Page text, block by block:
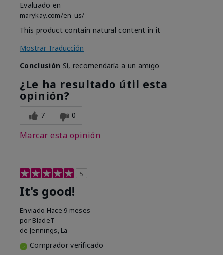
Evaluado en
marykay.com/en-us/
This product contain natural content in it
Mostrar Traducción
Conclusión Sí, recomendaría a un amigo
¿Le ha resultado útil esta
opinión?
7 0
Marcar esta opinión
5
It's good!
Enviado Hace 9 meses
por BladeT
de Jennings, La
Comprador verificado